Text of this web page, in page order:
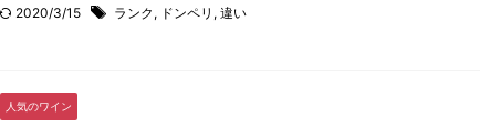
2020/3/15 ランク , ドンペリ , 違い
人気のワイン